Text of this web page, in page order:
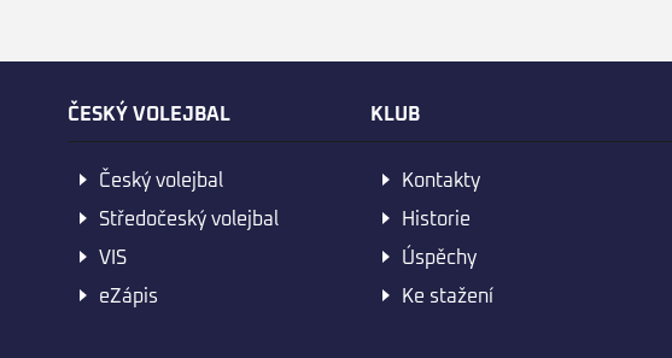
ČESKÝ VOLEJBAL
Český volejbal
Středočeský volejbal
VIS
eZápis
KLUB
Kontakty
Historie
Úspěchy
Ke stažení